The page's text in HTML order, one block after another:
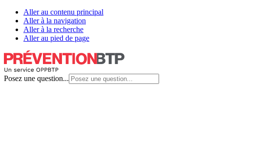
Aller au contenu principal
Aller à la navigation
Aller à la recherche
Aller au pied de page
Posez une question...